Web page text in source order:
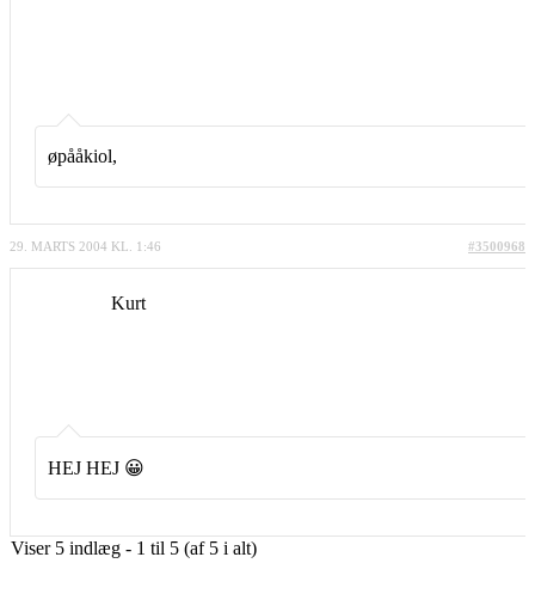
øpååkiol,
29. MARTS 2004 KL. 1:46 #3500968
Kurt
HEJ HEJ 😀
Viser 5 indlæg - 1 til 5 (af 5 i alt)